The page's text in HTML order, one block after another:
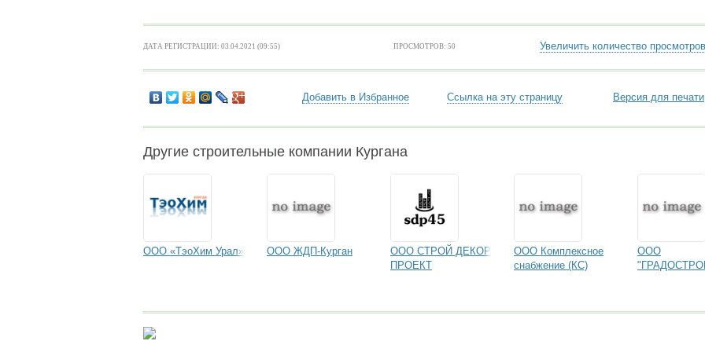
ДАТА РЕГИСТРАЦИИ: 03.04.2021 (09:55) ПРОСМОТРОВ: 50 Увеличить количество просмотров
Добавить в Избранное Ссылка на эту страницу Версия для печати
Другие строительные компании Кургана
ООО «ТэоХим Урал» ООО ЖДП-Курган
ООО СТРОЙ ДЕКОР
ПРОЕКТ
ООО Комплексное
снабжение (КС)
ООО